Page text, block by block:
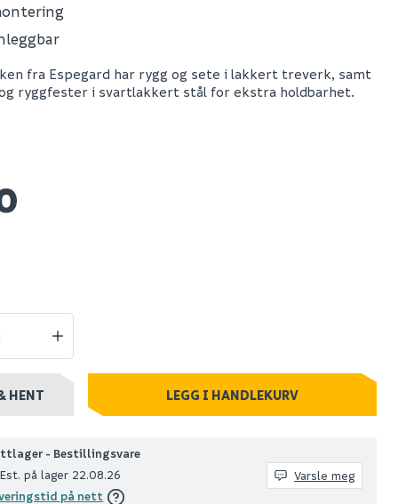
fra Espegard har rygg og sete i lakkert treverk, samt
ryggfester i svartlakkert stål for ekstra holdbarhet.
HENT LEGG I HANDLEKURV
- Bestillingsvare
Est. på lager 22.08.26
på nett
Varsle meg